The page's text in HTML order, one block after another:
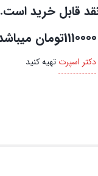
قابل خرید است.
دکتر اسپرت تهیه کنید